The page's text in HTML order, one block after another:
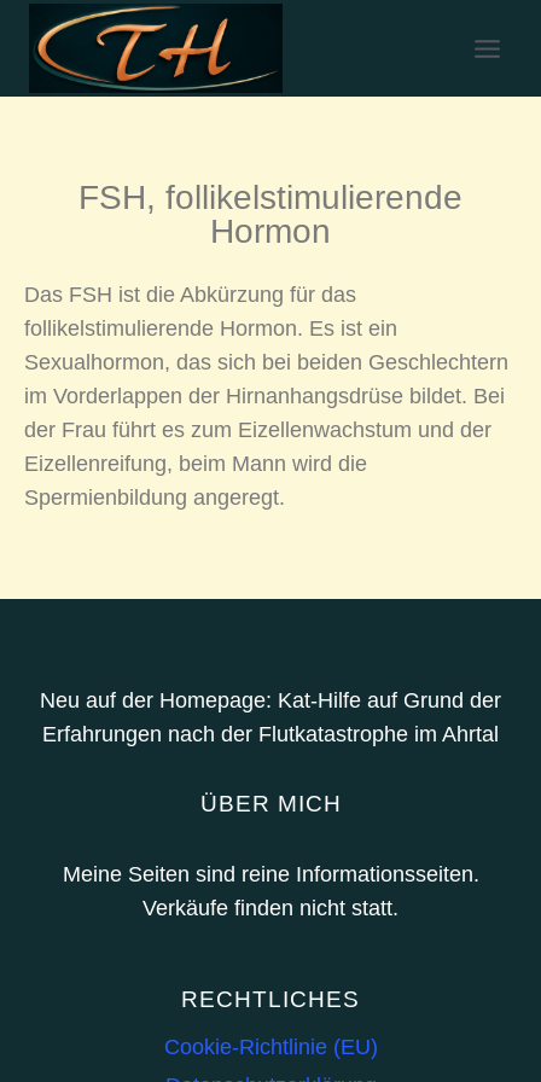
FSH, follikelstimulierende
Hormon
Das FSH ist die Abkürzung für das
follikelstimulierende Hormon. Es ist ein
Sexualhormon, das sich bei beiden Geschlechtern
im Vorderlappen der Hirnanhangsdrüse bildet. Bei
der Frau führt es zum Eizellenwachstum und der
Eizellenreifung, beim Mann wird die
Spermienbildung angeregt.
Neu auf der Homepage: Kat-Hilfe auf Grund der
Erfahrungen nach der Flutkatastrophe im Ahrtal
ÜBER MICH
Meine Seiten sind reine Informationsseiten.
Verkäufe finden nicht statt.
RECHTLICHES
Cookie-Richtlinie (EU)